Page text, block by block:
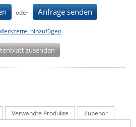
oder Anfrage senden
hinzufügen
zusenden
Verwandte Produkte Zubehör